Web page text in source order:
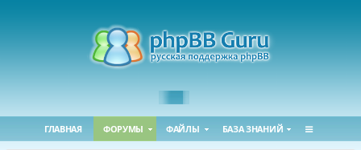
ГЛАВНАЯ ФОРУМЫ ФАЙЛЫ БАЗА ЗНАНИЙ